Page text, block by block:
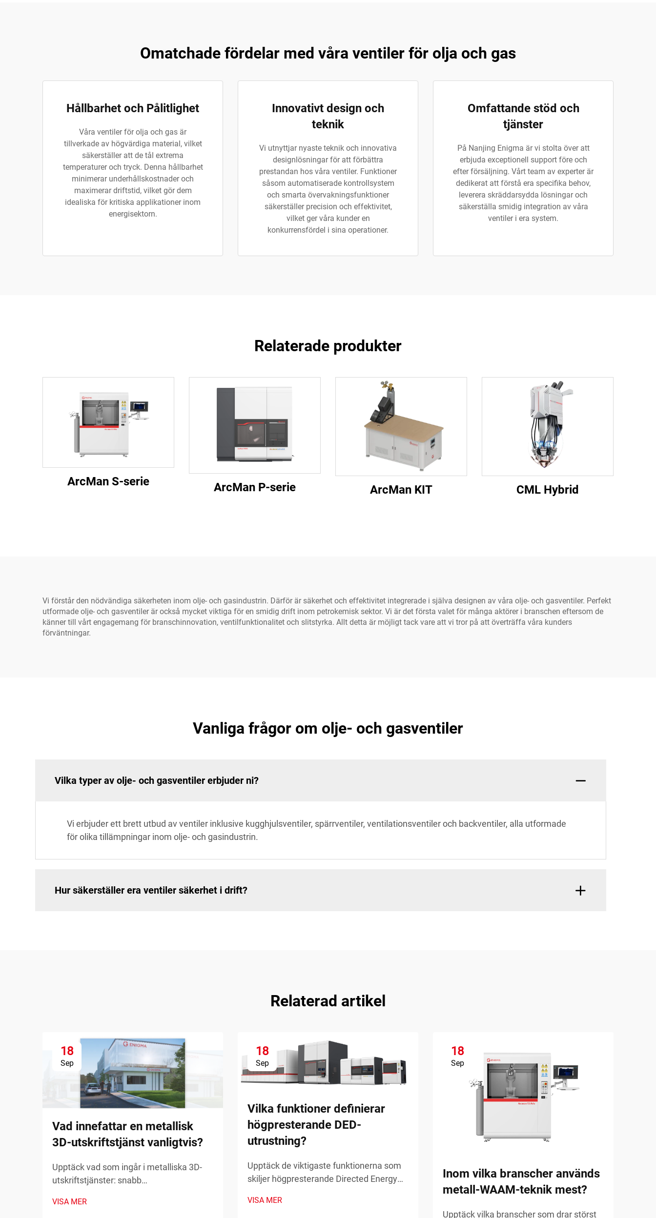
Omatchade fördelar med våra ventiler för olja och gas
Hållbarhet och Pålitlighet
Våra ventiler för olja och gas är
tillverkade av högvärdiga material, vilket
säkerställer att de tål extrema
temperaturer och tryck. Denna hållbarhet
minimerar underhållskostnader och
maximerar driftstid, vilket gör dem
idealiska för kritiska applikationer inom
energisektorn.
Innovativt design och
teknik
Vi utnyttjar nyaste teknik och innovativa
designlösningar för att förbättra
prestandan hos våra ventiler. Funktioner
såsom automatiserade kontrollsystem
och smarta övervakningsfunktioner
säkerställer precision och effektivitet,
vilket ger våra kunder en
konkurrensfördel i sina operationer.
Omfattande stöd och
tjänster
På Nanjing Enigma är vi stolta över att
erbjuda exceptionell support före och
efter försäljning. Vårt team av experter är
dedikerat att förstå era specifika behov,
leverera skräddarsydda lösningar och
säkerställa smidig integration av våra
ventiler i era system.
Relaterade produkter
ArcMan S-serie ArcMan P-serie ArcMan KIT CML Hybrid
Vi förstår den nödvändiga säkerheten inom olje- och gasindustrin. Därför är säkerhet och effektivitet integrerade i själva designen av våra olje- och gasventiler. Perfekt
utformade olje- och gasventiler är också mycket viktiga för en smidig drift inom petrokemisk sektor. Vi är det första valet för många aktörer i branschen eftersom de
känner till vårt engagemang för branschinnovation, ventilfunktionalitet och slitstyrka. Allt detta är möjligt tack vare att vi tror på att överträffa våra kunders
förväntningar.
Vanliga frågor om olje- och gasventiler
Vilka typer av olje- och gasventiler erbjuder ni?
Vi erbjuder ett brett utbud av ventiler inklusive kugghjulsventiler, spärrventiler, ventilationsventiler och backventiler, alla utformade
för olika tillämpningar inom olje- och gasindustrin.
Hur säkerställer era ventiler säkerhet i drift?
Relaterad artikel
18
Sep
Vad innefattar en metallisk
3D-utskriftstjänst vanligtvis?
Upptäck vad som ingår i metalliska 3D-
utskriftstjänster: snabb
begäran och tillverkning av komplexa
VISA MER
18
Sep
Vilka funktioner definierar
högpresterande DED-
utrustning?
Upptäck de viktigaste funktionerna som
skiljer högpresterande Directed Energy
inom industriella tillämpningar. Lär dig
VISA MER
18
Sep
Inom vilka branscher används
metall-WAAM-teknik mest?
Upptäck vilka branscher som drar störst